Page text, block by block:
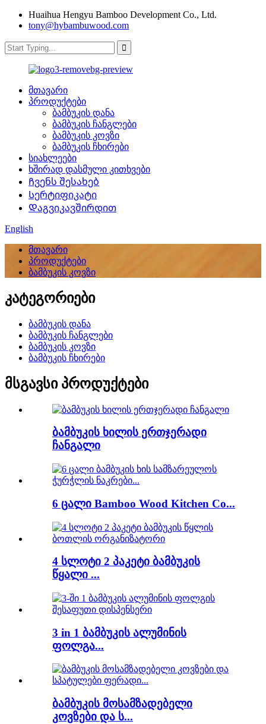
Huaihua Hengyu Bamboo Development Co., Ltd.
tony@hybambuwood.com
მთავარი
პროდუქტები
ბამბუკის დანა
ბამბუკის ჩანგლები
ბამბუკის კოვზი
ბამბუკის ჩხირები
სიახლეები
ხშირად დასმული კითხვები
Ჩვენს შესახებ
Სერტიფიკატი
Დაგვიკავშირდით
English
მთავარი
პროდუქტები
ბამბუკის კოვზი
კატეგორიები
ბამბუკის დანა
ბამბუკის ჩანგლები
ბამბუკის კოვზი
ბამბუკის ჩხირები
მსგავსი პროდუქტები
ბამბუკის ხილის ერთჯერადი
ჩანგალი
6 ცალი Bamboo Wood Kitchen Co...
4 სლოტი 2 პაკეტი ბამბუკის
წყალი ...
3 in 1 ბამბუკის ალუმინის
ფოლგა...
ბამბუკის მოსამზადებელი
კოვზები და ს...